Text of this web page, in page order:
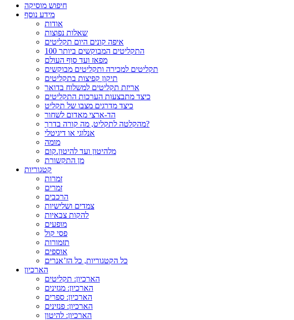
חיפוש מוסיקה
מידע נוסף
אודות
שאלות נפוצות
איפה קונים היום תקליטים
100 התקליטים המבוקשים ביותר
מפאז ועד סוף העולם
תקליטים למכירה ותקליטים מבוקשים
תיקון קפיצות בתקליטים
אריזת תקליטים למשלוח בדואר
כיצד מתבצעות הערכות התקליטים
כיצד מדרגים מצבו של תקליט
הד-ארצי מאדום לשחור
מהקלטה לתקליט, מה קורה בדרך?
אנלוגי או דיגיטלי
מומה
מלהיטון ועד להיטון.קום
מן התקשורת
קטגוריות
זמרות
זמרים
הרכבים
צמדים ושלישיות
להקות צבאיות
מופעים
פסי קול
תזמורות
אוספים
כל הקטגוריות, כל הז’אנרים
הארכיון
הארכיון: תקליטים
הארכיון: מגזינים
הארכיון: ספרים
הארכיון: פנזינים
הארכיון: להיטון